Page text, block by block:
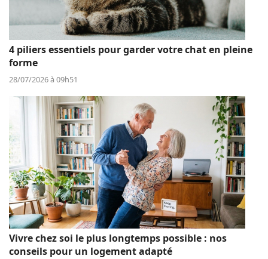
4 piliers essentiels pour garder votre chat en pleine
forme
28/07/2026 à 09h51
Vivre chez soi le plus longtemps possible : nos
conseils pour un logement adapté